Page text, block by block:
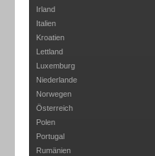
Irland
Italien
Kroatien
Lettland
Luxemburg
Niederlande
Norwegen
Österreich
Polen
Portugal
Rumänien